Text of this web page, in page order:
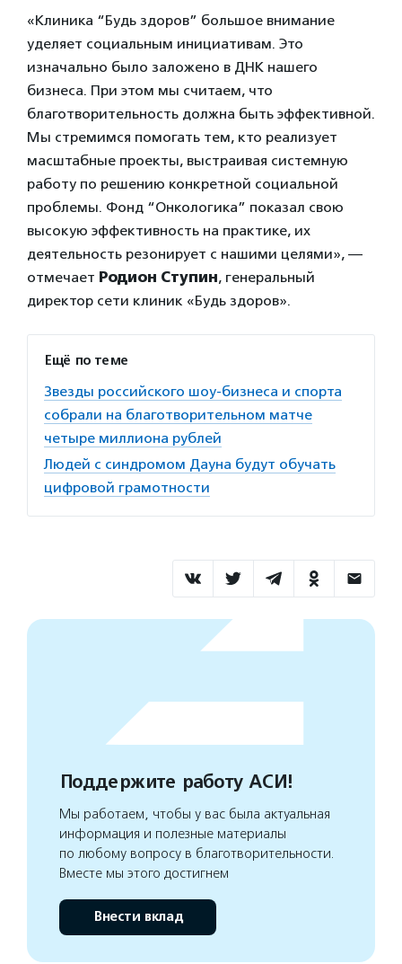
«Клиника “Будь здоров” большое внимание
уделяет социальным инициативам. Это
изначально было заложено в ДНК нашего
бизнеса. При этом мы считаем, что
благотворительность должна быть эффективной.
Мы стремимся помогать тем, кто реализует
масштабные проекты, выстраивая системную
работу по решению конкретной социальной
проблемы. Фонд “Онкологика” показал свою
высокую эффективность на практике, их
деятельность резонирует с нашими целями», —
отмечает Родион Ступин, генеральный
директор сети клиник «Будь здоров».
Ещё по теме
Звезды российского шоу-бизнеса и спорта
собрали на благотворительном матче
четыре миллиона рублей
Людей с синдромом Дауна будут обучать
цифровой грамотности
Поддержите работу АСИ!
Мы работаем, чтобы у вас была актуальная
информация и полезные материалы
по любому вопросу в благотворительности.
Вместе мы этого достигнем
Внести вклад